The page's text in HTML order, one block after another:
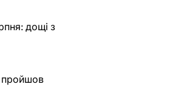
дощі з
пройшов